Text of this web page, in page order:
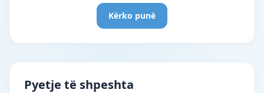
Kërko punë
Pyetje të shpeshta